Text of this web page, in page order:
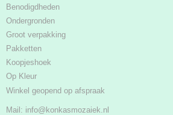
Benodigdheden
Ondergronden
Groot verpakking
Pakketten
Koopjeshoek
Op Kleur
Winkel geopend op afspraak
Mail: info@konkasmozaiek.nl